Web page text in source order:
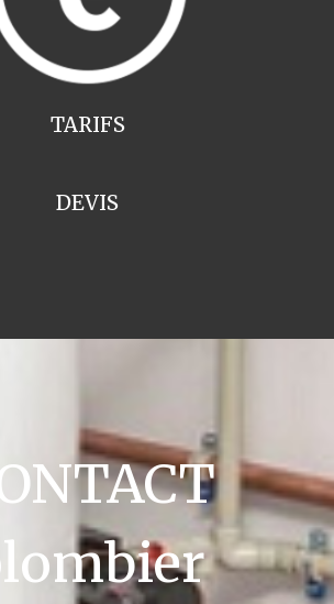
TARIFS
DEVIS